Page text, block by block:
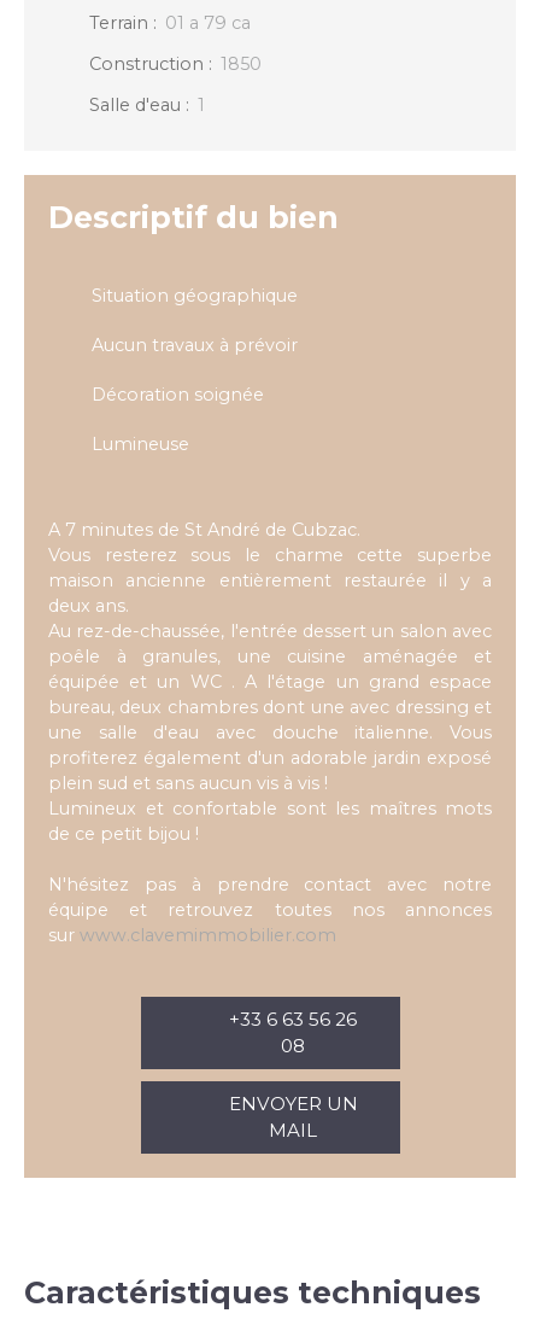
Terrain : 01 a 79 ca
Construction : 1850
Salle d'eau : 1
Descriptif du bien
Situation géographique
Aucun travaux à prévoir
Décoration soignée
Lumineuse
A 7 minutes de St André de Cubzac.
Vous resterez sous le charme cette superbe
maison ancienne entièrement restaurée il y a
deux ans.
Au rez-de-chaussée, l'entrée dessert un salon avec
poêle à granules, une cuisine aménagée et
équipée et un WC . A l'étage un grand espace
bureau, deux chambres dont une avec dressing et
une salle d'eau avec douche italienne. Vous
profiterez également d'un adorable jardin exposé
plein sud et sans aucun vis à vis !
Lumineux et confortable sont les maîtres mots
de ce petit bijou !
N'hésitez pas à prendre contact avec notre
équipe et retrouvez toutes nos annonces
sur www.clavemimmobilier.com
+33 6 63 56 26
08
ENVOYER UN
MAIL
Caractéristiques techniques